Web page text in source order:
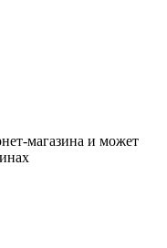
магазина и может